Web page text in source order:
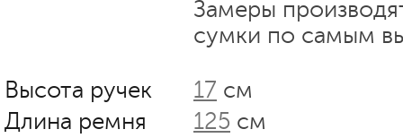
Замеры
сумки по самым
Высота ручек 17 см
Длина ремня
125 см